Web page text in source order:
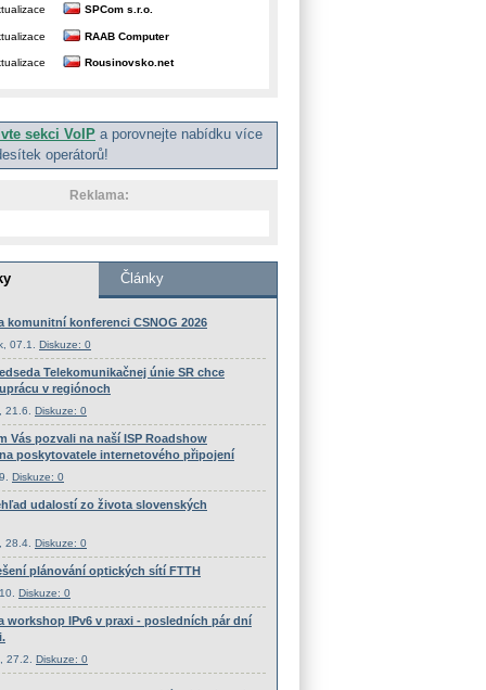
SPCom s.r.o.
RAAB Computer
Rousinovsko.net
sekci VoIP a porovnejte nabídku více
operátorů!
Reklama: